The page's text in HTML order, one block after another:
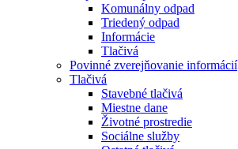
Komunálny odpad
Triedený odpad
Informácie
Tlačivá
Povinné zverejňovanie informácií
Tlačivá
Stavebné tlačivá
Miestne dane
Životné prostredie
Sociálne služby